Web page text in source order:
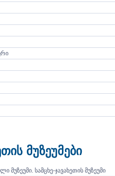
მუზეუმები
ᲡᲐᲛᲪᲮᲔ-ᲯᲐᲕᲐᲮᲔᲗᲘᲡ ᲛᲣᲖᲔᲣᲛᲘ